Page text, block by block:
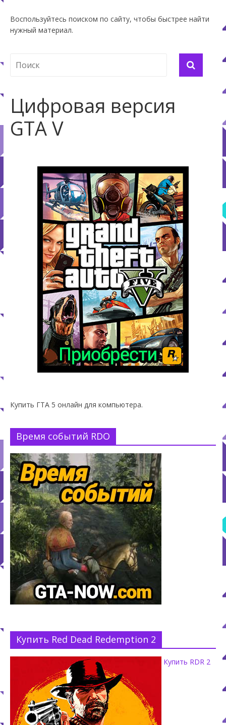
Воспользуйтесь поиском по сайту, чтобы быстрее найти
нужный материал.
Цифровая версия
GTA V
Купить ГТА 5 онлайн для компьютера.
Время событий RDO
Купить Red Dead Redemption 2
Купить RDR 2